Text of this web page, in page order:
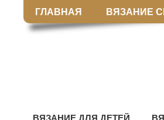
ГЛАВНАЯ ВЯЗАНИЕ